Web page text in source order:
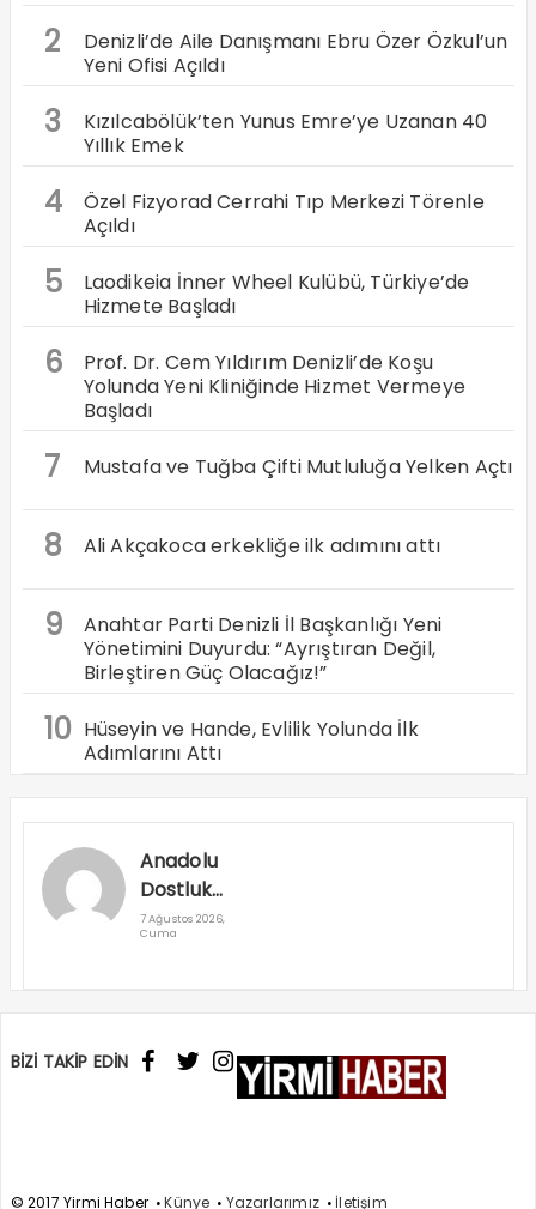
2
Denizli’de Aile Danışmanı Ebru Özer Özkul’un
Yeni Ofisi Açıldı
3
Kızılcabölük’ten Yunus Emre’ye Uzanan 40
Yıllık Emek
4
Özel Fizyorad Cerrahi Tıp Merkezi Törenle
Açıldı
5
Laodikeia İnner Wheel Kulübü, Türkiye’de
Hizmete Başladı
6
Prof. Dr. Cem Yıldırım Denizli’de Koşu
Yolunda Yeni Kliniğinde Hizmet Vermeye
Başladı
7 Mustafa ve Tuğba Çifti Mutluluğa Yelken Açtı
8 Ali Akçakoca erkekliğe ilk adımını attı
9
Anahtar Parti Denizli İl Başkanlığı Yeni
Yönetimini Duyurdu: “Ayrıştıran Değil,
Birleştiren Güç Olacağız!”
10 Hüseyin ve Hande, Evlilik Yolunda İlk
Adımlarını Attı
Anadolu
Dostluk
Rallisi
7 Ağustos 2026,
Cuma
BİZİ TAKİP EDİN
© 2017 Yirmi Haber Künye Yazarlarımız İletişim